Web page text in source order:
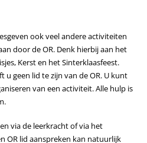
ook veel andere activiteiten
door de OR. Denk hierbij aan het
Kerst en het Sinterklaasfeest.
u geen lid te zijn van de OR. U kunt
van een activiteit. Alle hulp is
via de leerkracht of via het
OR lid aanspreken kan natuurlijk